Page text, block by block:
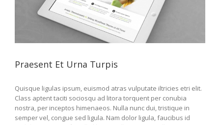
Praesent Et Urna Turpis
Quisque ligulas ipsum, euismod atras vulputate iltricies etri elit.
Class aptent taciti sociosqu ad litora torquent per conubia
nostra, per inceptos himenaeos. Nulla nunc dui, tristique in
semper vel, congue sed ligula. Nam dolor ligula, faucibus id